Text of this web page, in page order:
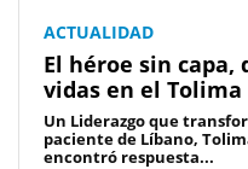
ACTUALIDAD
El héroe sin capa,
vidas en el Tolima
Un Liderazgo que
paciente de Líbano,
encontró respuesta...